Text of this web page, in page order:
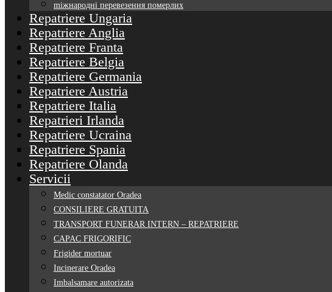
mіжнародні перевезення померлих
Repatriere Ungaria
Repatriere Anglia
Repatriere Franta
Repatriere Belgia
Repatriere Germania
Repatriere Austria
Repatriere Italia
Repatrieri Irlanda
Repatriere Ucraina
Repatriere Spania
Repatriere Olanda
Servicii
Medic constatator Oradea
CONSILIERE GRATUITA
TRANSPORT FUNERAR INTERN – REPATRIERE
CAPAC FRIGORIFIC
Frigider mortuar
Incinerare Oradea
Imbalsamare autorizata